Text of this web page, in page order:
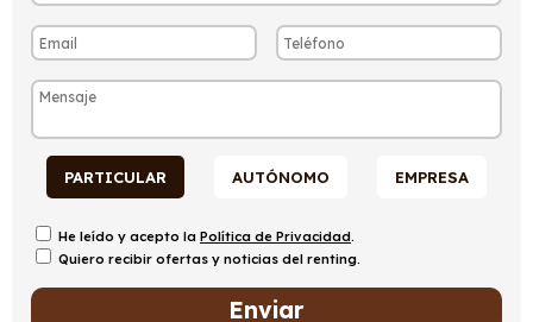
PARTICULAR AUTÓNOMO EMPRESA
He leído y acepto la Política de Privacidad.
Quiero recibir ofertas y noticias del renting.